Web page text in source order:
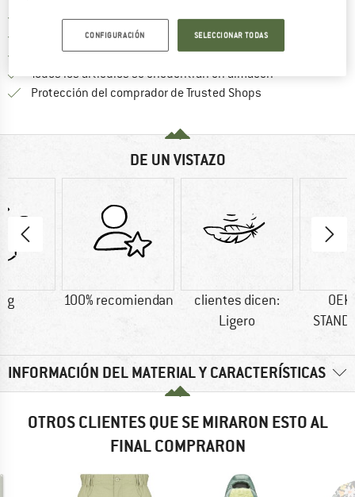
Porte pagado a partir de 69 € (ES)¡encuentre más
Derecho de devolución de 100 díasvaya a la política de
> 4 000 000 clientes satisfechos
Todos los artículos se encuentran en almacén
Protección del comprador de Trusted Shops
DE UN VISTAZO
g 100% recomiendan
clientes dicen:
Ligero
INFORMACIÓN DEL MATERIAL Y CARACTERÍSTICAS
OTROS CLIENTES QUE SE MIRARON ESTO AL
FINAL COMPRARON
CONFIGURACIÓN SELECCIONAR TODAS